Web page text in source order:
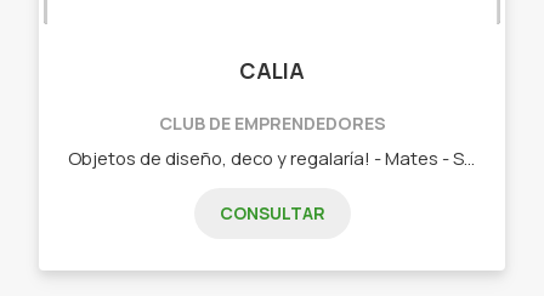
CALIA
CLUB DE EMPRENDEDORES
CONSULTAR